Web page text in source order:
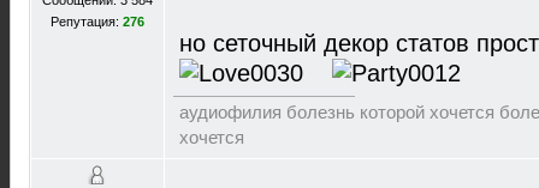
Репутация: 276
но сеточный декор статов
аудиофилия болезнь которой хочется
хочется